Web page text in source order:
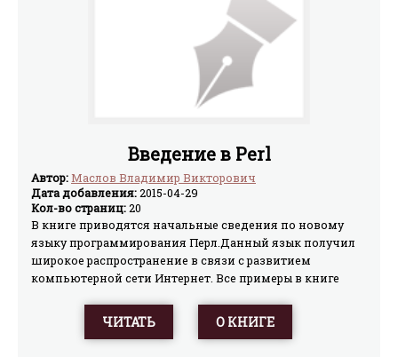
Введение в Perl
Автор:Маслов Владимир Викторович
Дата добавления:2015-04-29
Кол-во страниц:20
В книге приводятся начальные сведения по новому
языку программирования Перл.Данный язык получил
широкое распространение в связи с развитием
компьютерной сети Интернет. Все примеры в книге
системы Unix FreeBSD
2.1.0.Для программистов, системных администраторов и
ЧИТАТЬ О КНИГЕ